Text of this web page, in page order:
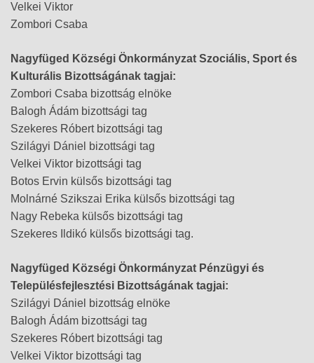
Velkei Viktor
Zombori Csaba
Nagyfüged Községi Önkormányzat Szociális, Sport és
Kulturális Bizottságának tagjai:
Zombori Csaba bizottság elnöke
Balogh Ádám bizottsági tag
Szekeres Róbert bizottsági tag
Szilágyi Dániel bizottsági tag
Velkei Viktor bizottsági tag
Botos Ervin külsős bizottsági tag
Molnárné Szikszai Erika külsős bizottsági tag
Nagy Rebeka külsős bizottsági tag
Szekeres Ildikó külsős bizottsági tag.
Nagyfüged Községi Önkormányzat Pénzügyi és
Településfejlesztési Bizottságának tagjai:
Szilágyi Dániel bizottság elnöke
Balogh Ádám bizottsági tag
Szekeres Róbert bizottsági tag
Velkei Viktor bizottsági tag